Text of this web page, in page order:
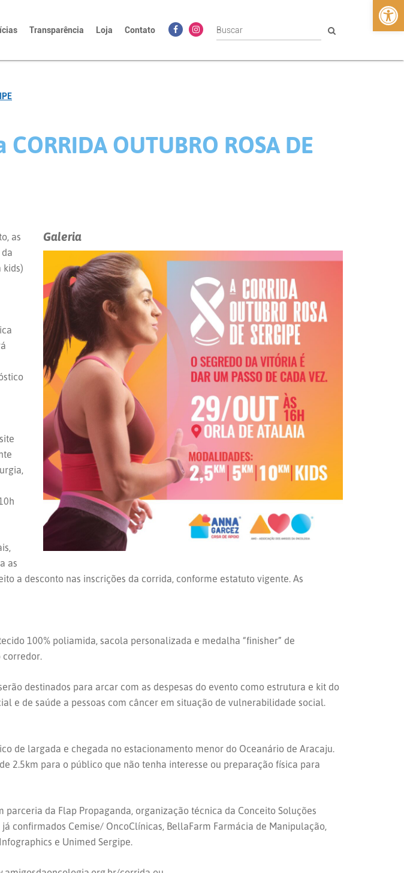
Transparência Loja Contato
CORRIDA OUTUBRO ROSA DE
Galeria
as
kids)
as
a desconto nas inscrições da corrida, conforme estatuto vigente. As
100% poliamida, sacola personalizada e medalha “finisher” de
corredor.
destinados para arcar com as despesas do evento como estrutura e kit do
e de saúde a pessoas com câncer em situação de vulnerabilidade social.
de largada e chegada no estacionamento menor do Oceanário de Aracaju.
2.5km para o público que não tenha interesse ou preparação física para
da Flap Propaganda, organização técnica da Conceito Soluções
confirmados Cemise/ OncoClínicas, BellaFarm Farmácia de Manipulação,
e Unimed Sergipe.